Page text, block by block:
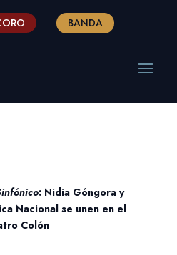
BANDA
: Nidia Góngora y
Nacional se unen en el
Colón